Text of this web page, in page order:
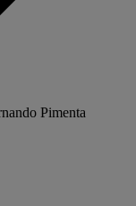
Pimenta